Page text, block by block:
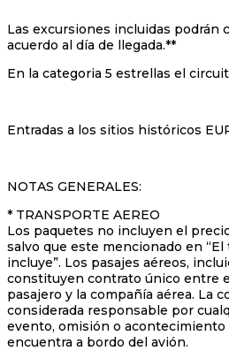
Las excursiones incluidas podrán
acuerdo al día de llegada.**
En la categoria 5 estrellas el
Entradas a los sitios históricos
NOTAS GENERALES:
* TRANSPORTE AEREO
Los paquetes no incluyen el
salvo que este mencionado en “El
incluye”. Los pasajes aéreos,
constituyen contrato único entre
pasajero y la compañía aérea. La
considerada responsable por
evento, omisión o acontecimiento
encuentra a bordo del avión.